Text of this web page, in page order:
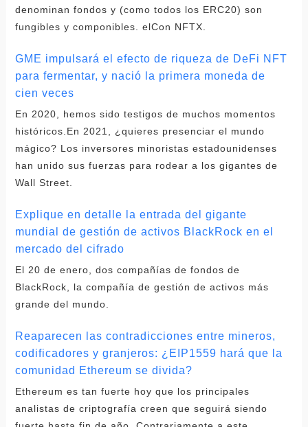
denominan fondos y (como todos los ERC20) son
fungibles y componibles. elCon NFTX.
GME impulsará el efecto de riqueza de DeFi NFT
para fermentar, y nació la primera moneda de
cien veces
En 2020, hemos sido testigos de muchos momentos
históricos.En 2021, ¿quieres presenciar el mundo
mágico? Los inversores minoristas estadounidenses
han unido sus fuerzas para rodear a los gigantes de
Wall Street.
Explique en detalle la entrada del gigante
mundial de gestión de activos BlackRock en el
mercado del cifrado
El 20 de enero, dos compañías de fondos de
BlackRock, la compañía de gestión de activos más
grande del mundo.
Reaparecen las contradicciones entre mineros,
codificadores y granjeros: ¿EIP1559 hará que la
comunidad Ethereum se divida?
Ethereum es tan fuerte hoy que los principales
analistas de criptografía creen que seguirá siendo